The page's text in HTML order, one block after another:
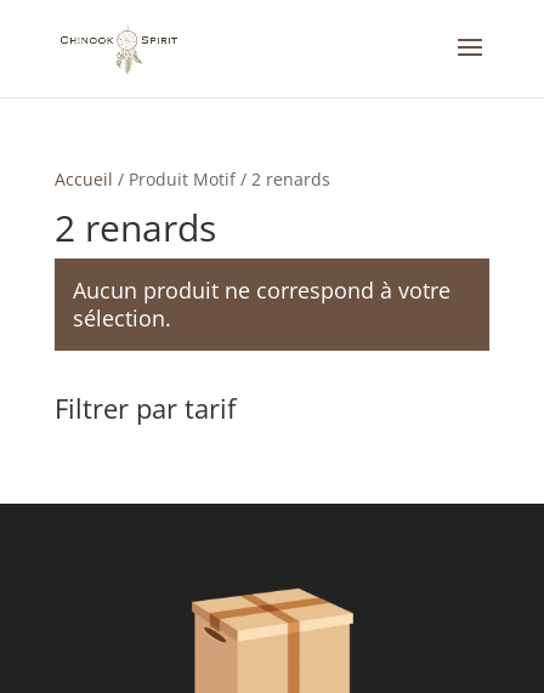
Accueil / Produit Motif/ 2 renards
2 renards
Aucun produit ne correspond à votre
sélection.
Filtrer par tarif